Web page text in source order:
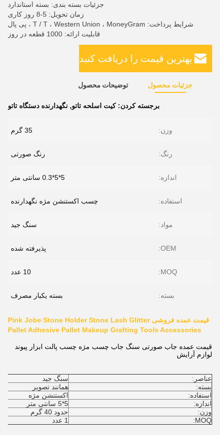
جزئیات بسته بندی: بسته استاندارد
زمان تحویل: 5-8 روز کاری
شرایط پرداخت: T / T ، Western Union ، MoneyGram ، پی پال
قابلیت ارائه: 1000 قطعه در روز
بهترین قیمت را دریافت کنید
جزئیات محصول توضیحات محصول
برجسته کردن:کیت اسلحه تاتو, نگهدارنده دستگاه تاتو
وزن: 35 گرم
رنگ: رنگ صورتی
اندازه: 5*5*0.3 سانتی متر
استفاده: چسب اکستنشن مژه نگهدارنده
مواد: سنگ جید
OEM: پذیرفته شده
MOQ: 10 عدد
بسته: بسته یکبار مصرف
قیمت عمده فروشی Pink Jobe Stone Holder Stone Lash Glitter
Pallet Adhesive Pallet Makeup Grafting Tools Accessories
قیمت عمده جاب صورتی سنگ جاب چسب مژه چسب پالت ابزار پیوند
لوازم آرایش
عناصر:
سنگ جید
بسته:
همانند تصویر
استفاده:
اکستنشن مژه
اندازه:
5*5 سانتی متر
وزن:
حدود 40 گرم
MOQ:
1 عدد